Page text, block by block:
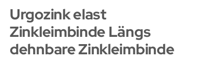
Urgozink elast
Zinkleimbinde Längs
dehnbare Zinkleimbinde